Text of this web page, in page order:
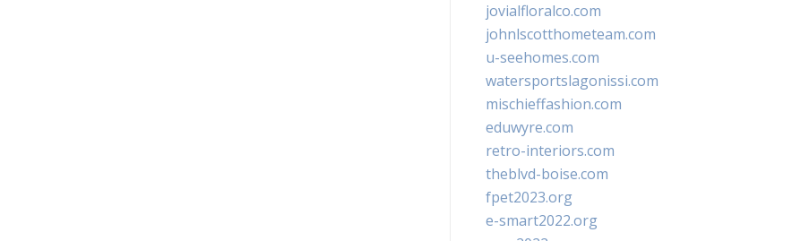
jovialfloralco.com
johnlscotthometeam.com
u-seehomes.com
watersportslagonissi.com
mischieffashion.com
eduwyre.com
retro-interiors.com
theblvd-boise.com
fpet2023.org
e-smart2022.org